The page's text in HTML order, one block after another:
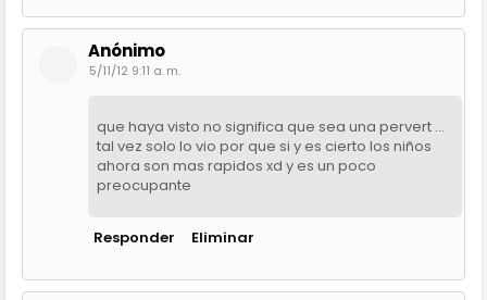
Anónimo
5/11/12 9:11 a. m.
que haya visto no significa que sea una pervert ...
tal vez solo lo vio por que si y es cierto los niños
ahora son mas rapidos xd y es un poco
preocupante
Responder Eliminar